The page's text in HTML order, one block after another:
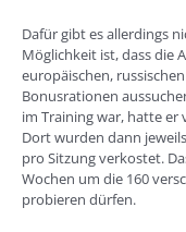
Dafür gibt es allerdings
Möglichkeit ist, dass die
europäischen,
Bonusrationen
im Training war, hatte er
Dort wurden dann
pro Sitzung verkostet.
Wochen um die 160
probieren dürfen.